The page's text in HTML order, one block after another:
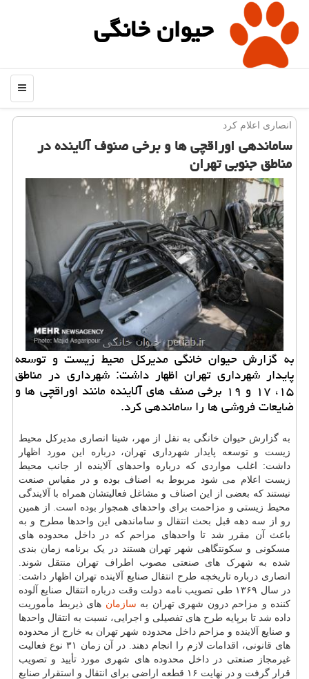
حیوان خانگی
منو
انصاری اعلام كرد
ساماندهی اوراقچی ها و برخی صنوف آلاینده در
مناطق جنوبی تهران
به گزارش حیوان خانگی مدیركل محیط زیست و توسعه
پایدار شهرداری تهران اظهار داشت: شهرداری در مناطق
۱۵، ۱۷ و ۱۹ برخی صنف های آلاینده مانند اوراقچی ها و
ضایعات فروشی ها را ساماندهی كرد.
به گزارش حیوان خانگی به نقل از مهر، شینا انصاری مدیرکل محیط
زیست و توسعه پایدار شهرداری تهران، درباره این مورد اظهار
داشت: اغلب مواردی که درباره واحدهای آلاینده از جانب محیط
زیست اعلام می شود مربوط به اصناف بوده و در مقیاس صنعت
نیستند که بعضی از این اصناف و مشاغل فعالیتشان همراه با آلایندگی
محیط زیستی و مزاحمت برای واحدهای همجوار بوده است. از همین
رو از سه دهه قبل بحث انتقال و ساماندهی این واحدها مطرح و به
باعث آن مقرر شد تا واحدهای مزاحم که در داخل محدوده های
مسکونی و سکونتگاهی شهر تهران هستند در یک برنامه زمان بندی
شده به شهرک های صنعتی مصوب اطراف تهران منتقل شوند.
انصاری درباره تاریخچه طرح انتقال صنایع آلاینده تهران اظهار داشت:
در سال ۱۳۶۹ طی تصویب نامه دولت وقت درباره انتقال صنایع آلوده
کننده و مزاحم درون شهری تهران به سازمان های ذیربط مأموریت
داده شد تا برپایه طرح های تفصیلی و اجرایی، نسبت به انتقال واحدها
و صنایع آلاینده و مزاحم داخل محدوده شهر تهران به خارج از محدوده
های قانونی، اقدامات لازم را انجام دهند. در آن زمان ۳۱ نوع فعالیت
غیرمجاز صنعتی در داخل محدوده های شهری مورد تأیید و تصویب
قرار گرفت و در نهایت ۱۶ قطعه اراضی برای انتقال و استقرار صنایع